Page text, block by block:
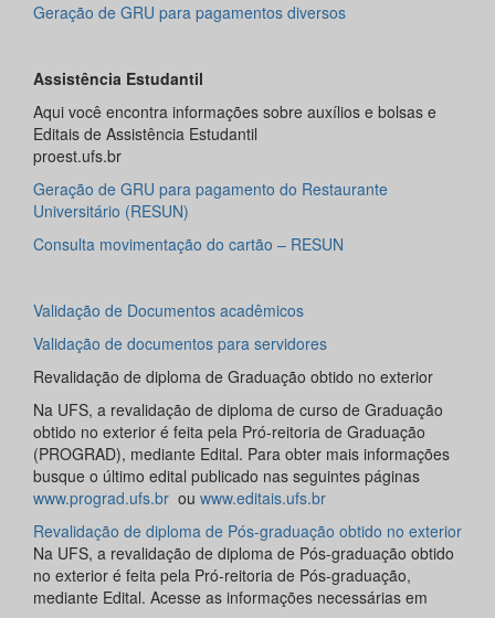
Geração de GRU para pagamentos diversos
Assistência Estudantil
Aqui você encontra informações sobre auxílios e bolsas e
Editais de Assistência Estudantil
proest.ufs.br
Geração de GRU para pagamento do Restaurante
Universitário (RESUN)
Consulta movimentação do cartão – RESUN
Validação de Documentos acadêmicos
Validação de documentos para servidores
Revalidação de diploma de Graduação obtido no exterior
Na UFS, a revalidação de diploma de curso de Graduação
obtido no exterior é feita pela Pró-reitoria de Graduação
(PROGRAD), mediante Edital. Para obter mais informações
busque o último edital publicado nas seguintes páginas
www.prograd.ufs.br ou www.editais.ufs.br
Revalidação de diploma de Pós-graduação obtido no exterior
Na UFS, a revalidação de diploma de Pós-graduação obtido
no exterior é feita pela Pró-reitoria de Pós-graduação,
mediante Edital. Acesse as informações necessárias em